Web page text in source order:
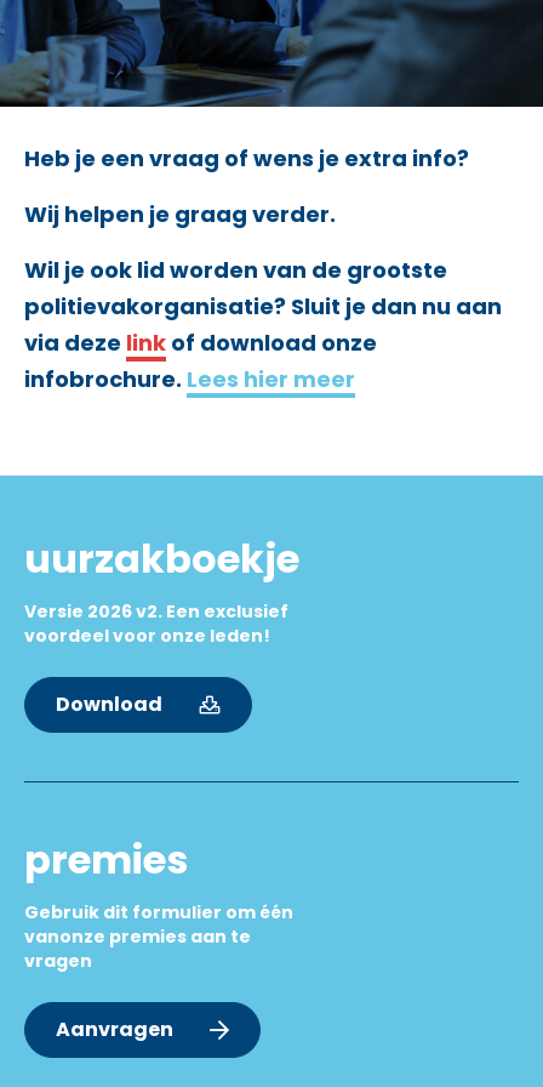
Heb je een vraag of wens je extra info?
Wij helpen je graag verder.
Wil je ook lid worden van de grootste
politievakorganisatie? Sluit je dan nu aan
via deze link of download onze
infobrochure. Lees hier meer
uurzakboekje
Versie 2026 v2. Een exclusief
voordeel voor onze leden!
Download
premies
Gebruik dit formulier om één
vanonze premies aan te
vragen
Aanvragen